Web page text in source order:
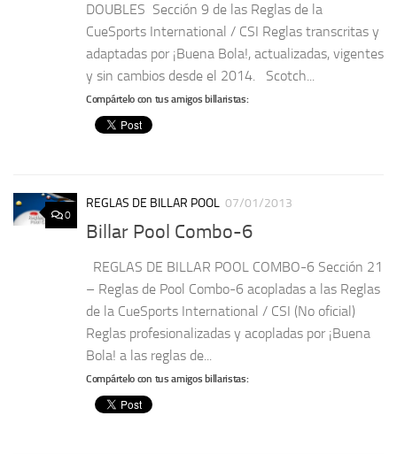
DOUBLES Sección 9 de las Reglas de la
CueSports International / CSI Reglas transcritas y
adaptadas por ¡Buena Bola!, actualizadas, vigentes
y sin cambios desde el 2014. Scotch...
Compártelo con tus amigos billaristas:
0
REGLAS DE BILLAR POOL 07/01/2013
Billar Pool Combo-6
REGLAS DE BILLAR POOL COMBO-6 Sección 21
– Reglas de Pool Combo-6 acopladas a las Reglas
de la CueSports International / CSI (No oficial)
Reglas profesionalizadas y acopladas por ¡Buena
Bola! a las reglas de...
Compártelo con tus amigos billaristas: